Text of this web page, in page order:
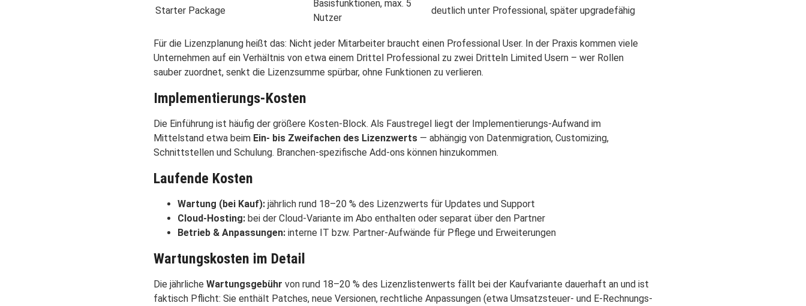
Starter Package
Basisfunktionen, max. 5
Nutzer
deutlich unter Professional, später upgradefähig
Für die Lizenzplanung heißt das: Nicht jeder Mitarbeiter braucht einen Professional User. In der Praxis kommen viele
Unternehmen auf ein Verhältnis von etwa einem Drittel Professional zu zwei Dritteln Limited Usern – wer Rollen
sauber zuordnet, senkt die Lizenzsumme spürbar, ohne Funktionen zu verlieren.
Implementierungs-Kosten
Die Einführung ist häufig der größere Kosten-Block. Als Faustregel liegt der Implementierungs-Aufwand im
Mittelstand etwa beim Ein- bis Zweifachen des Lizenzwerts — abhängig von Datenmigration, Customizing,
Schnittstellen und Schulung. Branchen-spezifische Add-ons können hinzukommen.
Laufende Kosten
Wartung (bei Kauf): jährlich rund 18–20 % des Lizenzwerts für Updates und Support
Cloud-Hosting: bei der Cloud-Variante im Abo enthalten oder separat über den Partner
Betrieb & Anpassungen: interne IT bzw. Partner-Aufwände für Pflege und Erweiterungen
Wartungskosten im Detail
Die jährliche Wartungsgebühr von rund 18–20 % des Lizenzlistenwerts fällt bei der Kaufvariante dauerhaft an und ist
faktisch Pflicht: Sie enthält Patches, neue Versionen, rechtliche Anpassungen (etwa Umsatzsteuer- und E-Rechnungs-